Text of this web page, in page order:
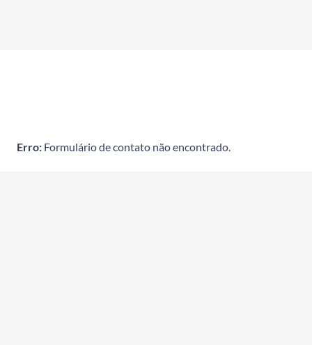
Erro: Formulário de contato não encontrado.